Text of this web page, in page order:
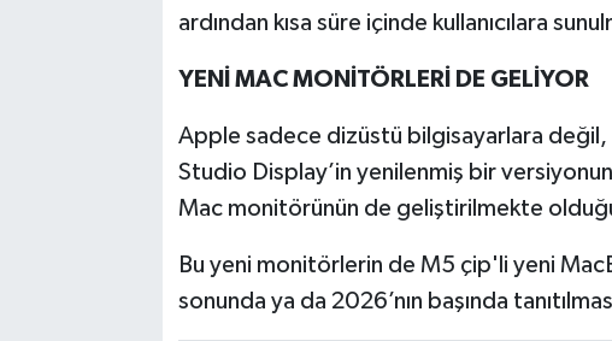
ardından kısa süre içinde kullanıcılara
YENİ MAC MONİTÖRLERİ DE GELİYOR
Apple sadece dizüstü bilgisayarlara değil,
Studio Display’in yenilenmiş bir
Mac monitörünün de geliştirilmekte
Bu yeni monitörlerin de M5 çip'li yeni
sonunda ya da 2026’nın başında